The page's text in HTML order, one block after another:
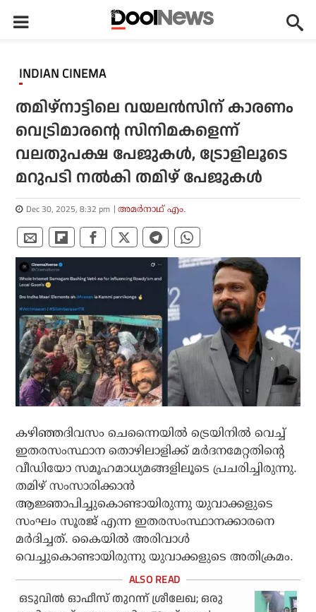
INDIAN CINEMA
തമിഴ്‌നാട്ടിലെ വയലന്‍സിന് കാരണം
വെട്രിമാരന്റെ സിനിമകളെന്ന്
വലതുപക്ഷ പേജുകള്‍, ട്രോളിലൂടെ
മറുപടി നല്‍കി തമിഴ് പേജുകള്‍
Dec 30, 2025, 8:32 pm അമര്‍നാഥ് എം.
കഴിഞ്ഞദിവസം ചെന്നൈയില്‍ ട്രെയിനില്‍ വെച്ച്
ഇതരസംസ്ഥാന തൊഴിലാളിക്ക് മര്‍ദനമേറ്റതിന്റെ
വീഡിയോ സമൂഹമാധ്യമങ്ങളിലൂടെ പ്രചരിച്ചിരുന്നു.
തമിഴ് സംസാരിക്കാന്‍
ആജ്ഞാപിച്ചുകൊണ്ടായിരുന്നു യുവാക്കളുടെ
സംഘം സൂരജ് എന്ന ഇതരസംസ്ഥാനക്കാരനെ
മര്‍ദിച്ചത്. കൈയില്‍ അരിവാള്‍
വെച്ചുകൊണ്ടായിരുന്നു യുവാക്കളുടെ അതിക്രമം.
ഒടുവില്‍ ഓഫീസ് തുറന്ന് ശ്രീലേഖ; ഒരു